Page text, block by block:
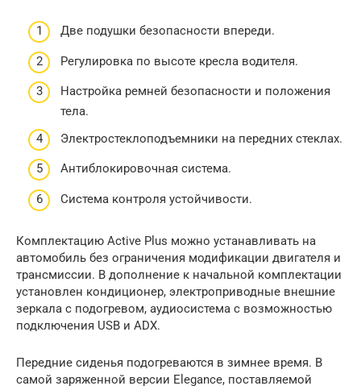
Две подушки безопасности впереди.
Регулировка по высоте кресла водителя.
Настройка ремней безопасности и положения
тела.
Электростеклоподъемники на передних стеклах.
Антиблокировочная система.
Система контроля устойчивости.
Комплектацию Active Plus можно устанавливать на
автомобиль без ограничения модификации двигателя и
трансмиссии. В дополнение к начальной комплектации
установлен кондиционер, электроприводные внешние
зеркала с подогревом, аудиосистема с возможностью
подключения USB и ADX.
Передние сиденья подогреваются в зимнее время. В
самой заряженной версии Elegance, поставляемой